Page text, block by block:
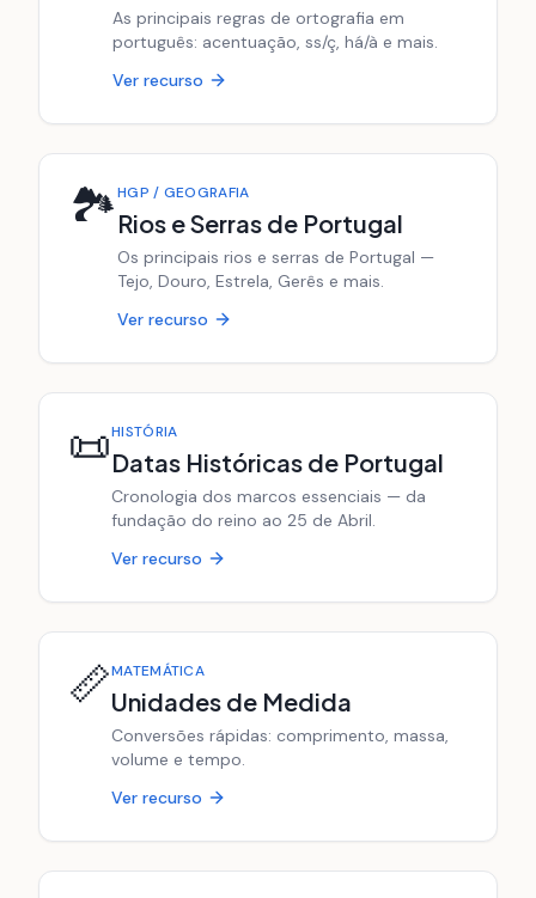
As principais regras de ortografia em
português: acentuação, ss/ç, há/à e mais.
Ver recurso
🏞️HGP / GEOGRAFIA
Rios e Serras de Portugal
Os principais rios e serras de Portugal —
Tejo, Douro, Estrela, Gerês e mais.
Ver recurso
📜HISTÓRIA
Datas Históricas de Portugal
Cronologia dos marcos essenciais — da
fundação do reino ao 25 de Abril.
Ver recurso
📏MATEMÁTICA
Unidades de Medida
Conversões rápidas: comprimento, massa,
volume e tempo.
Ver recurso